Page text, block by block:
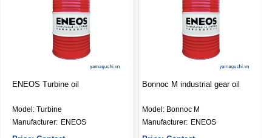
ENEOS Turbine oil
Model: Turbine
ENEOS
Bonnoc M industrial gear oil
Model: Bonnoc M
Manufacturer: ENEOS